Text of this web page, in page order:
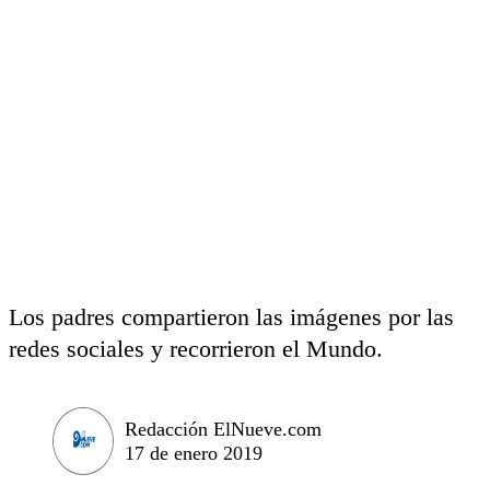
Los padres compartieron las imágenes por las
redes sociales y recorrieron el Mundo.
Redacción ElNueve.com
17 de enero 2019